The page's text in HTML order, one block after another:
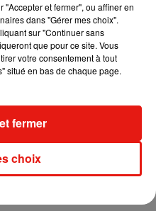
Malade emmène Styleto
se libère dans son nouvel
»
et fermer", ou affiner en
dans "Gérer mes choix".
sur "Continuer sans
que pour ce site. Vous
votre consentement à tout
situé en bas de chaque page.
choix
fermer